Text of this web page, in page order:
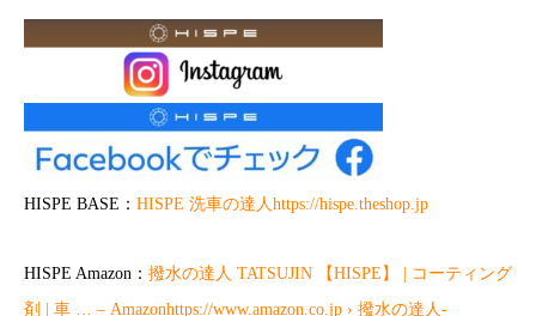
HISPE BASE： HISPE 洗車の達人https://hispe.theshop.jp
HISPE Amazon： 撥水の達人 TATSUJIN 【HISPE】 | コーティング
剤 | 車 … – Amazonhttps://www.amazon.co.jp › 撥水の達人-